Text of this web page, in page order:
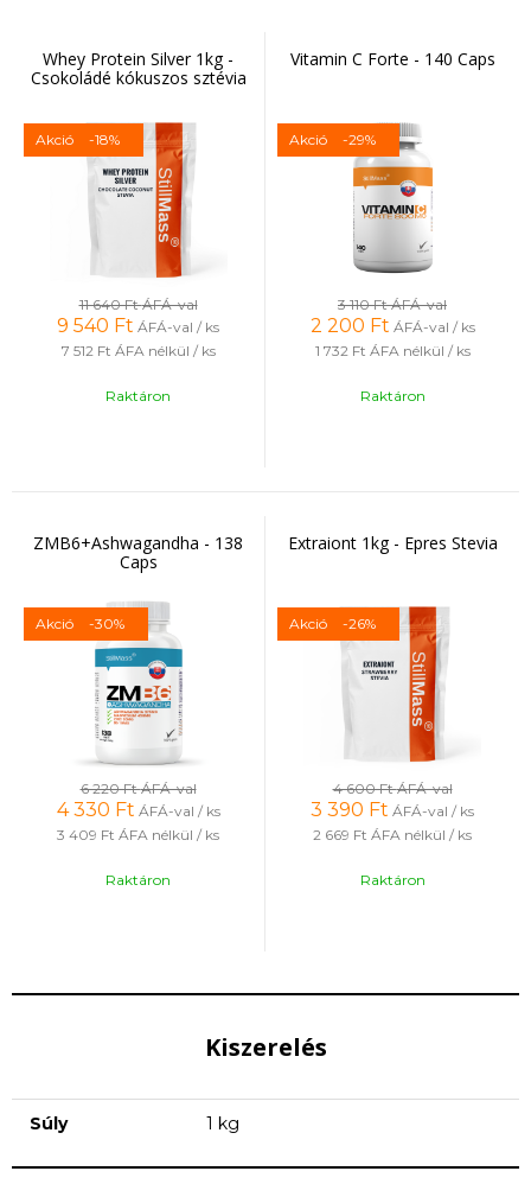
Whey Protein Silver 1kg -
Csokoládé kókuszos sztévia
Akció -18%
11 640 FtÁFÁ-val
9 540 Ft ÁFÁ-val / ks
7 512 Ft ÁFA nélkül / ks
Raktáron
Vitamin C Forte - 140 Caps
Akció -29%
3 110 FtÁFÁ-val
2 200 Ft ÁFÁ-val / ks
1 732 Ft ÁFA nélkül / ks
Raktáron
ZMB6+Ashwagandha - 138
Caps
Akció -30%
6 220 FtÁFÁ-val
4 330 Ft ÁFÁ-val / ks
3 409 Ft ÁFA nélkül / ks
Raktáron
Extraiont 1kg - Epres Stevia
Akció -26%
4 600 FtÁFÁ-val
3 390 Ft ÁFÁ-val / ks
2 669 Ft ÁFA nélkül / ks
Raktáron
Kiszerelés
Súly 1 kg